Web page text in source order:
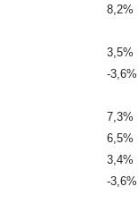
8,2%
3,5%
-3,6%
7,3%
6,5%
3,4%
-3,6%